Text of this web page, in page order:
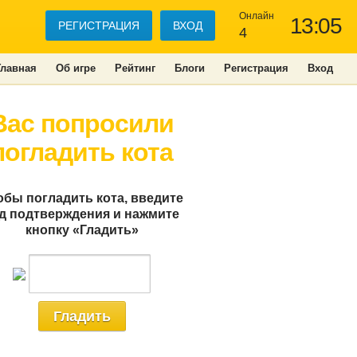
13:05
Онлайн
4
РЕГИСТРАЦИЯ ВХОД
Об игре Рейтинг Блоги Регистрация Вход
попросили
кота
погладить кота, введите
подтверждения и нажмите
кнопку «Гладить»